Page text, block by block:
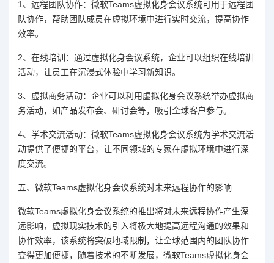
1、远程团队协作：微软Teams虚拟化身会议系统可用于远程团
队协作，帮助团队成员在虚拟环境中进行实时交流，提高协作
效率。
2、在线培训：通过虚拟化身会议系统，企业可以组织在线培训
活动，让员工在沉浸式体验中学习新知识。
3、虚拟商务活动：企业可以利用虚拟化身会议系统举办虚拟商
务活动，如产品发布会、研讨会等，吸引全球客户参与。
4、学术交流活动：微软Teams虚拟化身会议系统为学术交流活
动提供了便捷的平台，让不同领域的专家在虚拟环境中进行深
度交流。
五、微软Teams虚拟化身会议系统对未来远程协作的影响
微软Teams虚拟化身会议系统的推出将对未来远程协作产生深
远影响，虚拟现实技术的引入将极大地提高远程沟通的效果和
协作效率，该系统将突破地域限制，让全球范围内的团队协作
变得更加便捷，随着技术的不断发展，微软Teams虚拟化身会